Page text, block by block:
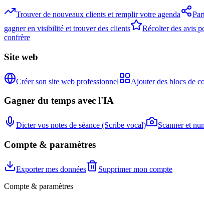
Trouver de nouveaux clients et remplir votre agenda
gagner en visibilité et trouver des clients
Récolter des avis
confrère
Site web
Créer son site web professionnel Ajouter des blocs de
Gagner du temps avec l'IA
Dicter vos notes de séance (Scribe vocal) Scanner et
Compte & paramètres
Exporter mes données
Supprimer mon compte
Compte & paramètres